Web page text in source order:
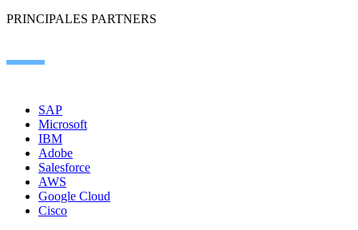
PRINCIPALES PARTNERS
SAP
Microsoft
IBM
Adobe
Salesforce
AWS
Google Cloud
Cisco